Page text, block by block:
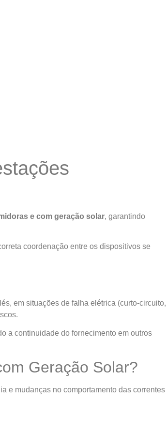
e com geração solar, garantindo
coordenação entre os dispositivos se
em situações de falha elétrica (curto-circuito,
a continuidade do fornecimento em outros
Geração Solar?
e mudanças no comportamento das correntes